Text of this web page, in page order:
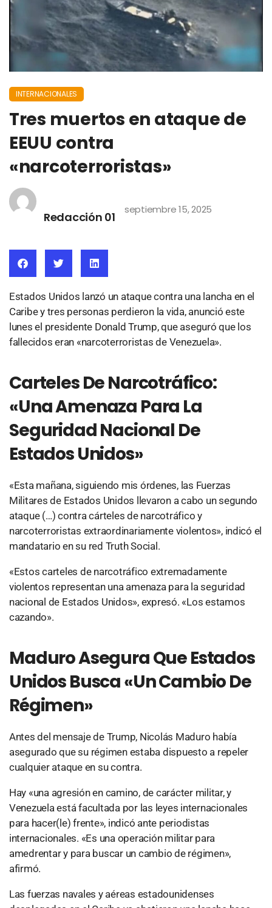
INTERNACIONALES
Tres muertos en ataque de
EEUU contra
«narcoterroristas»
Redacción 01
septiembre 15, 2025
Estados Unidos lanzó un ataque contra una lancha en el
Caribe y tres personas perdieron la vida, anunció este
lunes el presidente Donald Trump, que aseguró que los
fallecidos eran «narcoterroristas de Venezuela».
Carteles De Narcotráfico:
«Una Amenaza Para La
Seguridad Nacional De
Estados Unidos»
«Esta mañana, siguiendo mis órdenes, las Fuerzas
Militares de Estados Unidos llevaron a cabo un segundo
ataque (…) contra cárteles de narcotráfico y
narcoterroristas extraordinariamente violentos», indicó el
mandatario en su red Truth Social.
«Estos carteles de narcotráfico extremadamente
violentos representan una amenaza para la seguridad
nacional de Estados Unidos», expresó. «Los estamos
cazando».
Maduro Asegura Que Estados
Unidos Busca «un Cambio De
Régimen»
Antes del mensaje de Trump, Nicolás Maduro había
asegurado que su régimen estaba dispuesto a repeler
cualquier ataque en su contra.
Hay «una agresión en camino, de carácter militar, y
Venezuela está facultada por las leyes internacionales
para hacer(le) frente», indicó ante periodistas
internacionales. «Es una operación militar para
amedrentar y para buscar un cambio de régimen»,
afirmó.
Las fuerzas navales y aéreas estadounidenses